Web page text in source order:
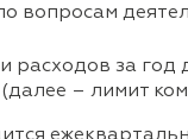
вопросам
расходов за
– лимит